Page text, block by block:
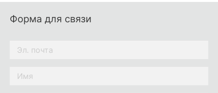
Форма для связи